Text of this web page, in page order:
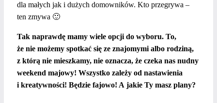
dla małych jak i dużych domowników. Kto przegrywa –
ten zmywa 🙂
Tak naprawdę mamy wiele opcji do wyboru. To,
że nie możemy spotkać się ze znajomymi albo rodziną,
z którą nie mieszkamy, nie oznacza, że czeka nas nudny
weekend majowy! Wszystko zależy od nastawienia
i kreatywności! Będzie fajowo! A jakie Ty masz plany?